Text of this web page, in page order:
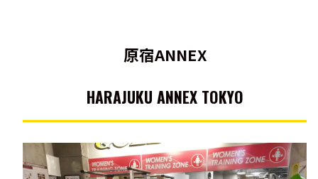
原宿ANNEX
HARAJUKU ANNEX TOKYO